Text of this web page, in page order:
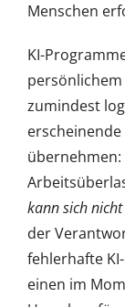
Menschen
KI-
zumindest
übernehmen:
kann sich
der
fehlerhafte
einen im